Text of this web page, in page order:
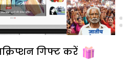
गिफ्ट करें